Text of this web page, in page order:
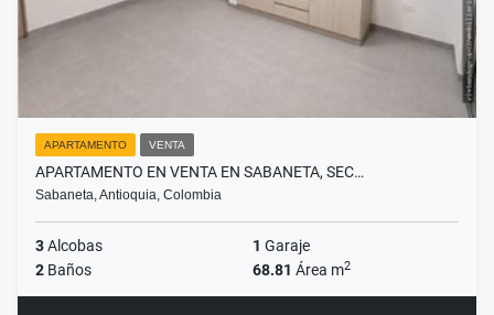
APARTAMENTO VENTA
APARTAMENTO EN VENTA EN SABANETA, SEC…
Sabaneta, Antioquia, Colombia
3Alcobas 1 Garaje
2 Baños 68.81 Área m2